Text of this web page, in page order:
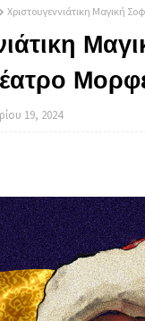
Χριστουγεννιάτικη Μαγική
19, 2024